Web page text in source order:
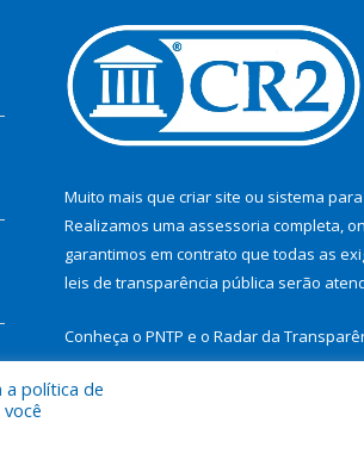
Muito mais que criar site ou sistema
Realizamos uma assessoria completa,
garantimos em contrato que todas as
leis de transparência pública serão
Conheça o PNTP e o Radar da
a política de
você